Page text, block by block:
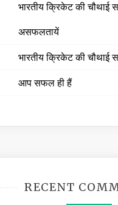
भारतीय क्रिकेट की चौथाई
असफलतायें
भारतीय क्रिकेट की चौथाई
आप सफल ही हैं
RECENT